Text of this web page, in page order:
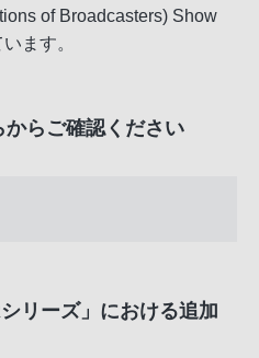
of Broadcasters) Show
ます。
らご確認ください
リーズ」における追加